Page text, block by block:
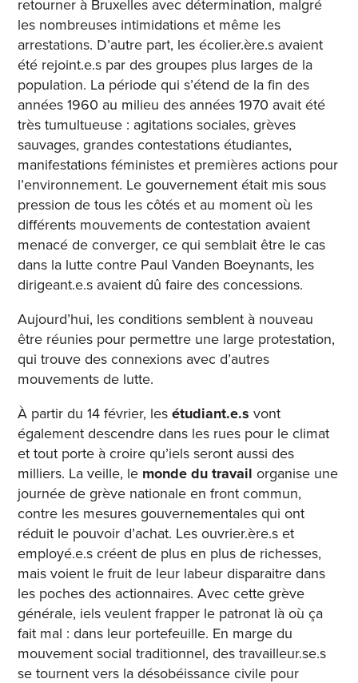
retourner à Bruxelles avec détermination, malgré
les nombreuses intimidations et même les
arrestations. D’autre part, les écolier.ère.s avaient
été rejoint.e.s par des groupes plus larges de la
population. La période qui s’étend de la fin des
années 1960 au milieu des années 1970 avait été
très tumultueuse : agitations sociales, grèves
sauvages, grandes contestations étudiantes,
manifestations féministes et premières actions pour
l’environnement. Le gouvernement était mis sous
pression de tous les côtés et au moment où les
différents mouvements de contestation avaient
menacé de converger, ce qui semblait être le cas
dans la lutte contre Paul Vanden Boeynants, les
dirigeant.e.s avaient dû faire des concessions.
Aujourd’hui, les conditions semblent à nouveau
être réunies pour permettre une large protestation,
qui trouve des connexions avec d’autres
mouvements de lutte.
À partir du 14 février, lesétudiant.e.s vont
également descendre dans les rues pour le climat
et tout porte à croire qu’iels seront aussi des
milliers. La veille, le monde du travail organise une
journée de grève nationale en front commun,
contre les mesures gouvernementales qui ont
réduit le pouvoir d’achat. Les ouvrier.ère.s et
employé.e.s créent de plus en plus de richesses,
mais voient le fruit de leur labeur disparaitre dans
les poches des actionnaires. Avec cette grève
générale, iels veulent frapper le patronat là où ça
fait mal : dans leur portefeuille. En marge du
mouvement social traditionnel, des travailleur.se.s
se tournent vers la désobéissance civile pour